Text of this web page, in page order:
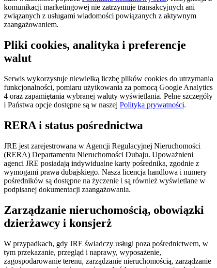
komunikacji marketingowej nie zatrzymuje transakcyjnych ani
związanych z usługami wiadomości powiązanych z aktywnym
zaangażowaniem.
Pliki cookies, analityka i preferencje
walut
Serwis wykorzystuje niewielką liczbę plików cookies do utrzymania
funkcjonalności, pomiaru użytkowania za pomocą Google Analytics
4 oraz zapamiętania wybranej waluty wyświetlania. Pełne szczegóły
i Państwa opcje dostępne są w naszej Polityka prywatności.
RERA i status pośrednictwa
JRE jest zarejestrowana w Agencji Regulacyjnej Nieruchomości
(RERA) Departamentu Nieruchomości Dubaju. Upoważnieni
agenci JRE posiadają indywidualne karty pośrednika, zgodnie z
wymogami prawa dubajskiego. Nasza licencja handlowa i numery
pośredników są dostępne na życzenie i są również wyświetlane w
podpisanej dokumentacji zaangażowania.
Zarządzanie nieruchomością, obowiązki
dzierżawcy i konsjerż
W przypadkach, gdy JRE świadczy usługi poza pośrednictwem, w
tym przekazanie, przegląd i naprawy, wyposażenie,
zagospodarowanie terenu, zarządzanie nieruchomością, zarządzanie